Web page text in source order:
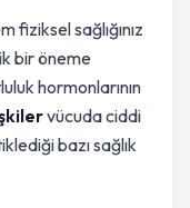
fiziksel sağlığınız
bir öneme
hormonlarının
vücuda ciddi
bazı sağlık